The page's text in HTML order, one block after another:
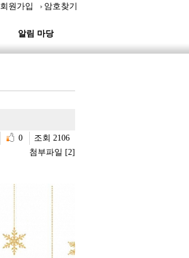
0
조회 2106
첨부파일 [2]
회원가입 암호찾기
알림 마당